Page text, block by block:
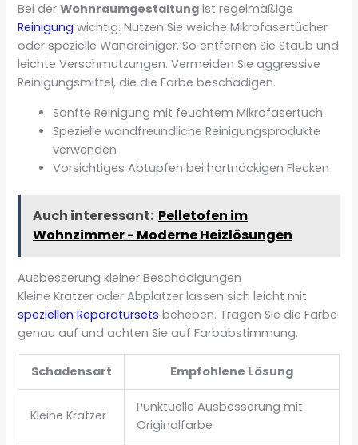
Bei derWohnraumgestaltung ist regelmäßige
Reinigung wichtig. Nutzen Sie weiche Mikrofasertücher
oder spezielle Wandreiniger. So entfernen Sie Staub und
leichte Verschmutzungen. Vermeiden Sie aggressive
Reinigungsmittel, die die Farbe beschädigen.
Sanfte Reinigung mit feuchtem Mikrofasertuch
Spezielle wandfreundliche Reinigungsprodukte
verwenden
Vorsichtiges Abtupfen bei hartnäckigen Flecken
Auch interessant: Pelletofen im
Wohnzimmer - Moderne Heizlösungen
Ausbesserung kleiner Beschädigungen
Kleine Kratzer oder Abplatzer lassen sich leicht mit
speziellen Reparatursets beheben. Tragen Sie die Farbe
genau auf und achten Sie auf Farbabstimmung.
Schadensart Empfohlene Lösung
Kleine Kratzer
Punktuelle Ausbesserung mit
Originalfarbe